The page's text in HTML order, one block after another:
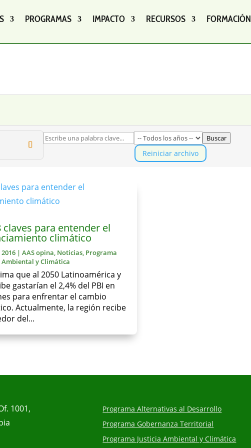
PROGRAMAS IMPACTO RECURSOS FORMACIÓN
Buscar
Reiniciar archivo
claves para entender el
climático
| AAS opina, Noticias, Programa
Ambiental y Climática
que al 2050 Latinoamérica y
gastarían el 2,4% del PBI en
para enfrentar el cambio
Actualmente, la región recibe
del...
1001,
Programa Alternativas al Desarrollo
Programa Gobernanza Territorial
Programa Justicia Ambiental y Climática